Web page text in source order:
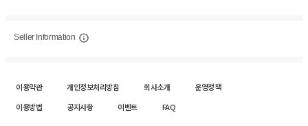
Seller Information
이용약관 개인정보처리방침 회사소개
운영정책
이용방법
공지사항 이벤트 FAQ